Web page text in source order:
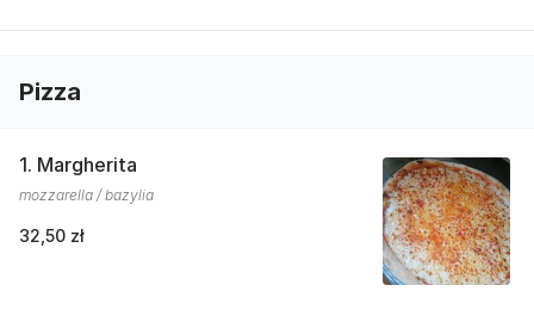
Pizza
1. Margherita
mozzarella / bazylia
32,50 zł